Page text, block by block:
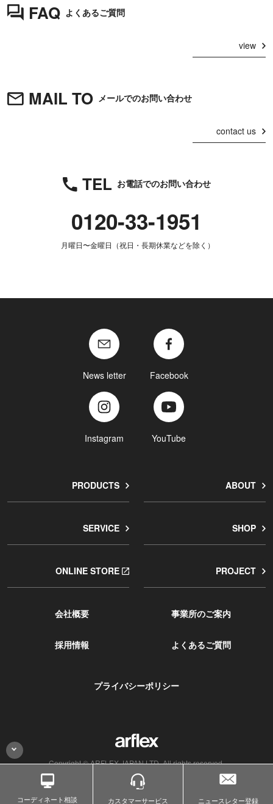
FAQ よくあるご質問
view
MAIL TO メールでのお問い合わせ
contact us
TEL お電話でのお問い合わせ
0120-33-1951
月曜日〜金曜日（祝日・長期休業などを除く）
News letter Facebook
Instagram YouTube
PRODUCTS ABOUT
SERVICE SHOP
ONLINE STORE PROJECT
会社概要 事業所のご案内
採用情報 よくあるご質問
プライバシーポリシー
Copyright © ARFLEX JAPAN LTD. All rights reserved.
コーディネート相談 カスタマーサービス ニュースレター登録